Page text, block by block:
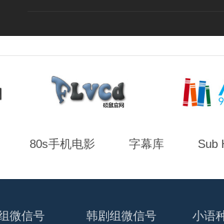
类型 魔幻
导演 大卫·叶茨
2016-11-
埃迪·雷德
魔法世界，一段早于《哈利·波特》几
80s手机电影 字幕库 Sub
微信号 韩剧组微信号 小语